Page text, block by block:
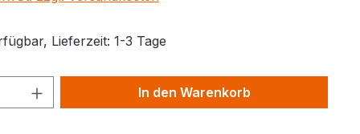
Lieferzeit: 1-3 Tage
Anzahl: Gib den gewünschten Wert
In den Warenkorb